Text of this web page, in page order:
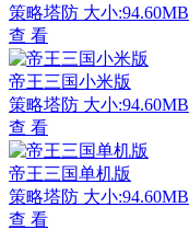
策略塔防 大小:94.60MB
查 看
帝王三国小米版
策略塔防 大小:94.60MB
查 看
帝王三国单机版
策略塔防 大小:94.60MB
查 看